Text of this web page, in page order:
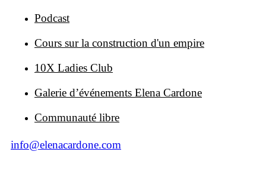
Podcast
Cours sur la construction d'un empire
10X Ladies Club
Galerie d’événements Elena Cardone
Communauté libre
info@elenacardone.com